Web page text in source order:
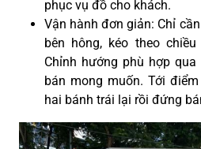
phục vụ đồ cho khách.
Vận hành đơn giản: Chỉ
bên hông, kéo theo
Chỉnh hướng phù hợp
bán mong muốn. Tới
hai bánh trái lại rồi đứng